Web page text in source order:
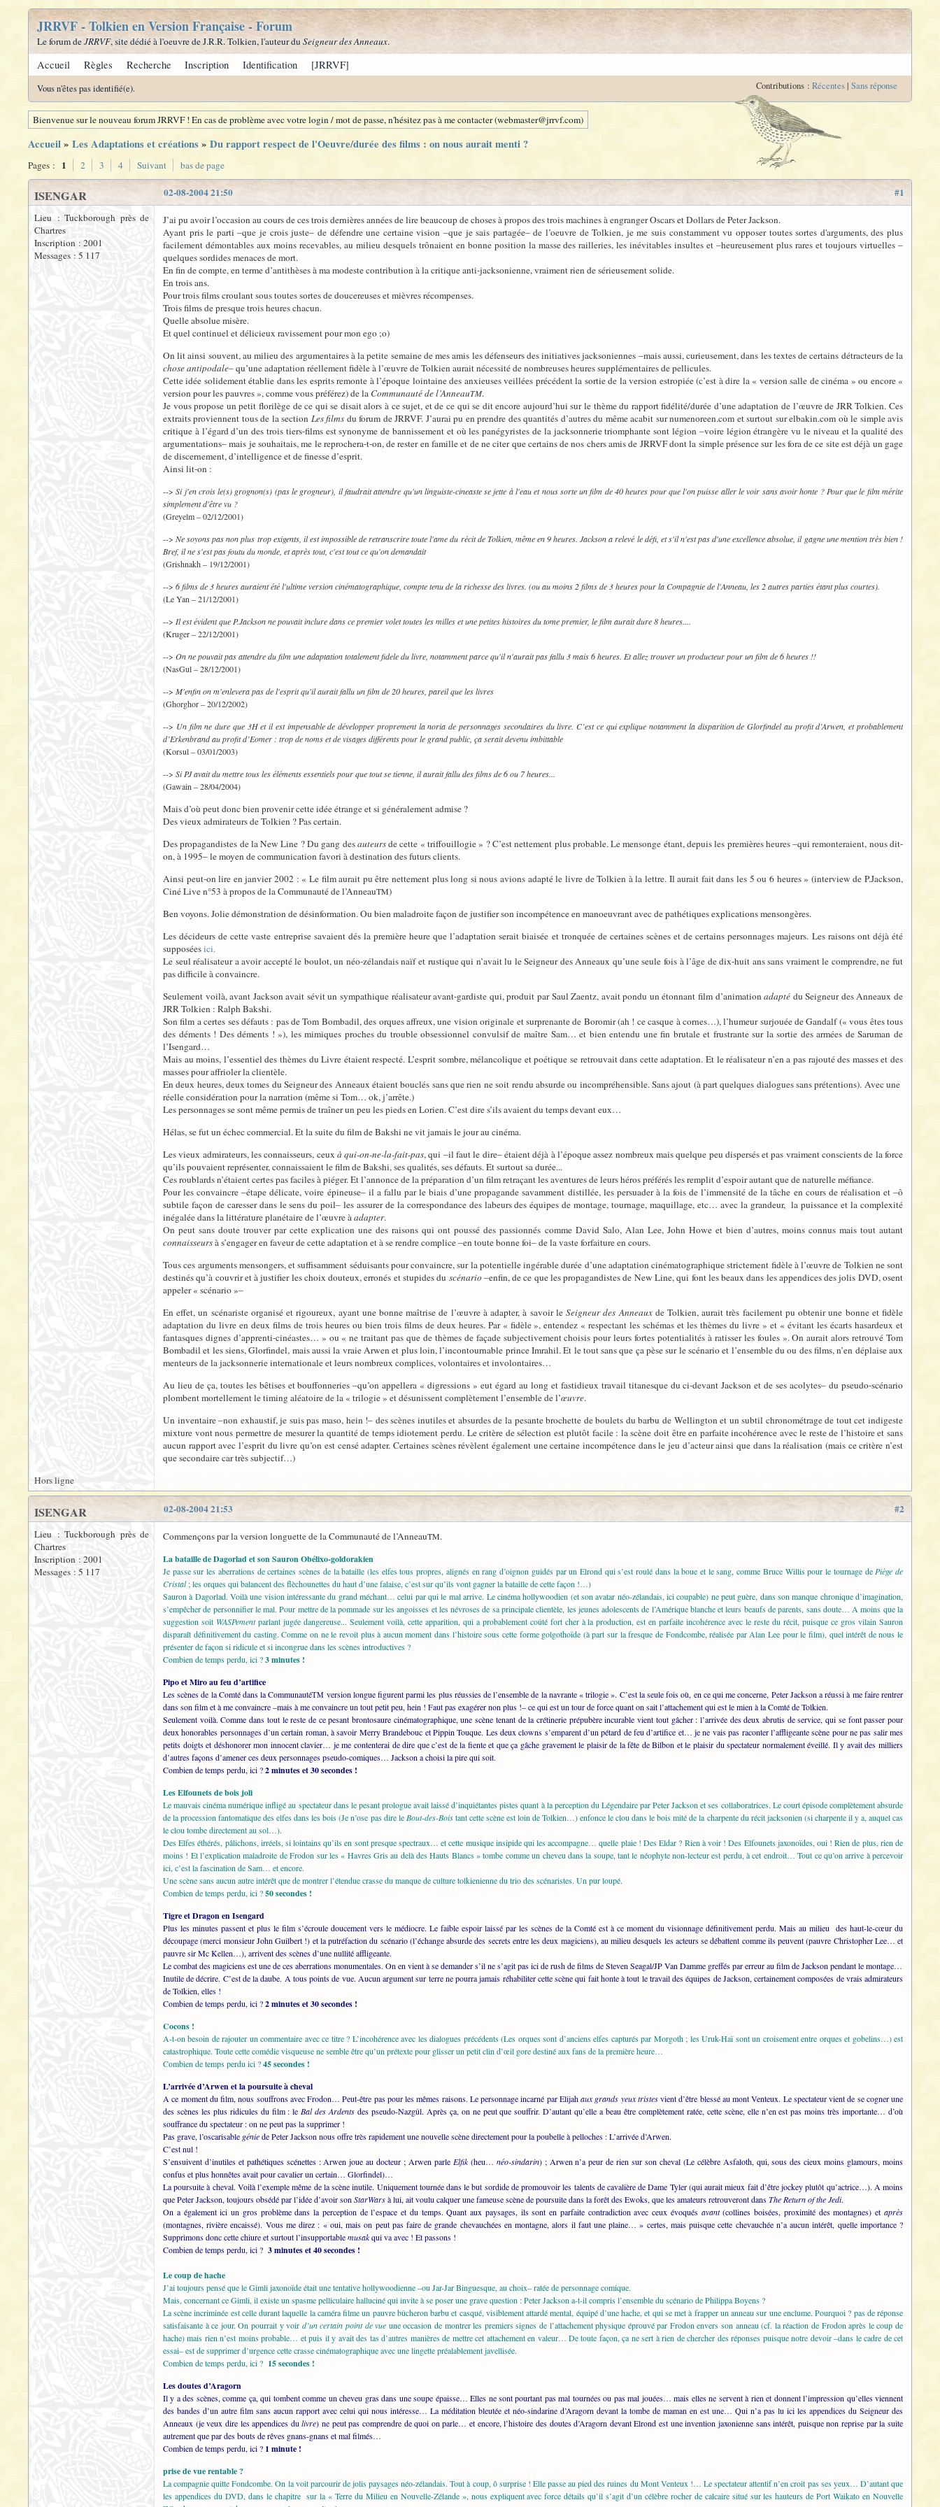
JRRVF - Tolkien en Version Française - Forum
Le forum deJRRVF, site dédié à l'oeuvre de J.R.R. Tolkien, l'auteur du Seigneur des Anneaux.
Accueil Règles Recherche Inscription Identification [JRRVF]
Vous n'êtes pas identifié(e). Contributions : Récentes| Sans réponse
Bienvenue sur le nouveau forum JRRVF ! En cas de problème avec votre login / mot de passe, n'hésitez pas à me contacter (webmaster@jrrvf.com)
Accueil» Les Adaptations et créations» Du rapport respect de l'Oeuvre/durée des films : on nous aurait menti ?
Pages : 1 2 3 4 Suivant bas de page
#1
02-08-2004 21:50
ISENGAR
Lieu : Tuckborough près de
Chartres
Inscription : 2001
Messages : 5 117
J’ai pu avoir l’occasion au cours de ces trois dernières années de lire beaucoup de choses à propos des trois machines à engranger Oscars et Dollars de Peter Jackson.
Ayant pris le parti –que je crois juste– de défendre une certaine vision –que je sais partagée– de l’oeuvre de Tolkien, je me suis constamment vu opposer toutes sortes d'arguments, des plus
facilement démontables aux moins recevables, au milieu desquels trônaient en bonne position la masse des railleries, les inévitables insultes et –heureusement plus rares et toujours virtuelles –
quelques sordides menaces de mort.
En fin de compte, en terme d’antithèses à ma modeste contribution à la critique anti-jacksonienne, vraiment rien de sérieusement solide.
En trois ans.
Pour trois films croulant sous toutes sortes de doucereuses et mièvres récompenses.
Trois films de presque trois heures chacun.
Quelle absolue misère.
Et quel continuel et délicieux ravissement pour mon ego ;o)
On lit ainsi souvent, au milieu des argumentaires à la petite semaine de mes amis les défenseurs des initiatives jacksoniennes –mais aussi, curieusement, dans les textes de certains détracteurs de la
chose antipodale– qu’une adaptation réellement fidèle à l’œuvre de Tolkien aurait nécessité de nombreuses heures supplémentaires de pellicules.
Cette idée solidement établie dans les esprits remonte à l’époque lointaine des anxieuses veillées précédent la sortie de la version estropiée (c’est à dire la « version salle de cinéma » ou encore «
version pour les pauvres », comme vous préférez) de la Communauté de l’AnneauTM.
Je vous propose un petit florilège de ce qui se disait alors à ce sujet, et de ce qui se dit encore aujourd’hui sur le thème du rapport fidélité/durée d’une adaptation de l’œuvre de JRR Tolkien. Ces
extraits proviennent tous de la section Les films du forum de JRRVF. J’aurai pu en prendre des quantités d’autres du même acabit sur numenoreen.com et surtout sur elbakin.com où le simple avis
critique à l’égard d’un des trois tiers-films est synonyme de bannissement et où les panégyristes de la jacksonnerie triomphante sont légion –voire légion étrangère vu le niveau et la qualité des
argumentations– mais je souhaitais, me le reprochera-t-on, de rester en famille et de ne citer que certains de nos chers amis de JRRVF dont la simple présence sur les fora de ce site est déjà un gage
de discernement, d’intelligence et de finesse d’esprit.
Ainsi lit-on :
-->Si j'en crois le(s) grognon(s) (pas le grogneur), il faudrait attendre qu'un linguiste-cineaste se jette à l'eau et nous sorte un film de 40 heures pour que l'on puisse aller le voir sans avoir honte ? Pour que le film mérite
simplement d'être vu ?
(Greyelm – 02/12/2001)
-->Ne soyons pas non plus trop exigents, il est impossible de retranscrire toute l'ame du récit de Tolkien, même en 9 heures. Jackson a relevé le défi, et s'il n'est pas d'une excellence absolue, il gagne une mention très bien !
Bref, il ne s'est pas foutu du monde, et après tout, c'est tout ce qu'on demandait
(Grishnakh – 19/12/2001)
--> 6 films de 3 heures auraient été l'ultime version cinématographique, compte tenu de la richesse des livres. (ou au moins 2 films de 3 heures pour la Compagnie de l'Anneau, les 2 autres parties étant plus courtes).
(Le Yan – 21/12/2001)
--> Il est évident que P.Jackson ne pouvait inclure dans ce premier volet toutes les milles et une petites histoires du tome premier, le film aurait dure 8 heures....
(Kruger – 22/12/2001)
--> On ne pouvait pas attendre du film une adaptation totalement fidele du livre, notamment parce qu'il n'aurait pas fallu 3 mais 6 heures. Et allez trouver un producteur pour un film de 6 heures !!
(NasGul – 28/12/2001)
--> M'enfin on m'enlevera pas de l'esprit qu'il aurait fallu un film de 20 heures, pareil que les livres
(Ghorghor – 20/12/2002)
--> Un film ne dure que 3H et il est impensable de développer proprement la noria de personnages secondaires du livre. C’est ce qui explique notamment la disparition de Glorfindel au profit d’Arwen, et probablement
d’Erkenbrand au profit d’Eomer : trop de noms et de visages différents pour le grand public, ça serait devenu imbittable
(Korsul – 03/01/2003)
--> Si PJ avait du mettre tous les éléments essentiels pour que tout se tienne, il aurait fallu des films de 6 ou 7 heures...
(Gawain – 28/04/2004)
Mais d’où peut donc bien provenir cette idée étrange et si généralement admise ?
Des vieux admirateurs de Tolkien ? Pas certain.
Des propagandistes de la New Line ? Du gang desauteursde cette « triffouillogie » ? C’est nettement plus probable. Le mensonge étant, depuis les premières heures –qui remonteraient, nous dit-
on, à 1995– le moyen de communication favori à destination des futurs clients.
Ainsi peut-on lire en janvier 2002 : « Le film aurait pu être nettement plus long si nous avions adapté le livre de Tolkien à la lettre. Il aurait fait dans les 5 ou 6 heures » (interview de P.Jackson,
Ciné Live n°53 à propos de la Communauté de l’AnneauTM)
Ben voyons. Jolie démonstration de désinformation. Ou bien maladroite façon de justifier son incompétence en manoeuvrant avec de pathétiques explications mensongères.
Les décideurs de cette vaste entreprise savaient dés la première heure que l’adaptation serait biaisée et tronquée de certaines scènes et de certains personnages majeurs. Les raisons ont déjà été
supposéesici.
Le seul réalisateur a avoir accepté le boulot, un néo-zélandais naïf et rustique qui n’avait lu le Seigneur des Anneaux qu’une seule fois à l’âge de dix-huit ans sans vraiment le comprendre, ne fut
pas difficile à convaincre.
Seulement voilà, avant Jackson avait sévit un sympathique réalisateur avant-gardiste qui, produit par Saul Zaentz, avait pondu un étonnant film d’animationadapté du Seigneur des Anneaux de
JRR Tolkien : Ralph Bakshi.
Son film a certes ses défauts : pas de Tom Bombadil, des orques affreux, une vision originale et surprenante de Boromir (ah ! ce casque à cornes…), l’humeur surjouée de Gandalf (« vous êtes tous
des déments ! Des déments ! »), les mimiques proches du trouble obsessionnel convulsif de maître Sam… et bien entendu une fin brutale et frustrante sur la sortie des armées de Saruman de
l’Isengard…
Mais au moins, l’essentiel des thèmes du Livre étaient respecté. L’esprit sombre, mélancolique et poétique se retrouvait dans cette adaptation. Et le réalisateur n’en a pas rajouté des masses et des
masses pour affrioler la clientèle.
En deux heures, deux tomes du Seigneur des Anneaux étaient bouclés sans que rien ne soit rendu absurde ou incompréhensible. Sans ajout (à part quelques dialogues sans prétentions). Avec une
réelle considération pour la narration (même si Tom… ok, j’arrête.)
Les personnages se sont même permis de traîner un peu les pieds en Lorien. C’est dire s’ils avaient du temps devant eux…
Hélas, se fut un échec commercial. Et la suite du film de Bakshi ne vit jamais le jour au cinéma.
Les vieux admirateurs, les connaisseurs, ceux à qui-on-ne-la-fait-pas, qui –il faut le dire– étaient déjà à l’époque assez nombreux mais quelque peu dispersés et pas vraiment conscients de la force
qu’ils pouvaient représenter, connaissaient le film de Bakshi, ses qualités, ses défauts. Et surtout sa durée...
Ces roublards n’étaient certes pas faciles à piéger. Et l’annonce de la préparation d’un film retraçant les aventures de leurs héros préférés les remplit d’espoir autant que de naturelle méfiance.
Pour les convaincre –étape délicate, voire épineuse– il a fallu par le biais d’une propagande savamment distillée, les persuader à la fois de l’immensité de la tâche en cours de réalisation et –ô
subtile façon de caresser dans le sens du poil– les assurer de la correspondance des labeurs des équipes de montage, tournage, maquillage, etc… avec la grandeur, la puissance et la complexité
inégalée dans la littérature planétaire de l’œuvre àadapter.
On peut sans doute trouver par cette explication une des raisons qui ont poussé des passionnés comme David Salo, Alan Lee, John Howe et bien d’autres, moins connus mais tout autant
connaisseursà s’engager en faveur de cette adaptation et à se rendre complice –en toute bonne foi– de la vaste forfaiture en cours.
Tous ces arguments mensongers, et suffisamment séduisants pour convaincre, sur la potentielle ingérable durée d’une adaptation cinématographique strictement fidèle à l’œuvre de Tolkien ne sont
destinés qu’à couvrir et à justifier les choix douteux, erronés et stupides du scénario–enfin, de ce que les propagandistes de New Line, qui font les beaux dans les appendices des jolis DVD, osent
appeler « scénario »–
En effet, un scénariste organisé et rigoureux, ayant une bonne maîtrise de l’œuvre à adapter, à savoir leSeigneur des Anneaux de Tolkien, aurait très facilement pu obtenir une bonne et fidèle
adaptation du livre en deux films de trois heures ou bien trois films de deux heures. Par « fidèle », entendez « respectant les schémas et les thèmes du livre » et « évitant les écarts hasardeux et
fantasques dignes d’apprenti-cinéastes… » ou « ne traitant pas que de thèmes de façade subjectivement choisis pour leurs fortes potentialités à ratisser les foules ». On aurait alors retrouvé Tom
Bombadil et les siens, Glorfindel, mais aussi la vraie Arwen et plus loin, l’incontournable prince Imrahil. Et le tout sans que ça pèse sur le scénario et l’ensemble du ou des films, n’en déplaise aux
menteurs de la jacksonnerie internationale et leurs nombreux complices, volontaires et involontaires…
Au lieu de ça, toutes les bêtises et bouffonneries –qu’on appellera « digressions » eut égard au long et fastidieux travail titanesque du ci-devant Jackson et de ses acolytes– du pseudo-scénario
plombent mortellement le timing aléatoire de la « trilogie » et désunissent complètement l’ensemble de l’œuvre.
Un inventaire –non exhaustif, je suis pas maso, hein !– des scènes inutiles et absurdes de la pesante brochette de boulets du barbu de Wellington et un subtil chronométrage de tout cet indigeste
mixture vont nous permettre de mesurer la quantité de temps idiotement perdu. Le critère de sélection est plutôt facile : la scène doit être en parfaite incohérence avec le reste de l’histoire et sans
aucun rapport avec l’esprit du livre qu’on est censé adapter. Certaines scènes révèlent également une certaine incompétence dans le jeu d’acteur ainsi que dans la réalisation (mais ce critère n’est
que secondaire car très subjectif…)
Hors ligne
#2
02-08-2004 21:53
ISENGAR
Lieu : Tuckborough près de
Chartres
Inscription : 2001
Messages : 5 117
Commençons par la version longuette de la Communauté de l’AnneauTM.
La bataille de Dagorlad et son Sauron Obélixo-goldorakien
Je passe sur les aberrations de certaines scènes de la bataille (les elfes tous propres, alignés en rang d’oignon guidés par un Elrond qui s’est roulé dans la boue et le sang, comme Bruce Willis pour le tournage de Piège de
Cristal; les orques qui balancent des flèchounettes du haut d’une falaise, c’est sur qu’ils vont gagner la bataille de cette façon !…)
Sauron à Dagorlad. Voilà une vision intéressante du grand méchant… celui par qui le mal arrive. Le cinéma hollywoodien (et son avatar néo-zélandais, ici coupable) ne peut guère, dans son manque chronique d’imagination,
s’empêcher de personnifier le mal. Pour mettre de la pommade sur les angoisses et les névroses de sa principale clientèle, les jeunes adolescents de l’Amérique blanche et leurs beaufs de parents, sans doute… A moins que la
suggestion soit WASPementparlant jugée dangereuse... Seulement voilà, cette apparition, qui a probablement coûté fort cher à la production, est en parfaite incohérence avec le reste du récit, puisque ce gros vilain Sauron
disparaît définitivement du casting. Comme on ne le revoit plus à aucun moment dans l’histoire sous cette forme golgothoïde (à part sur la fresque de Fondcombe, réalisée par Alan Lee pour le film), quel intérêt de nous le
présenter de façon si ridicule et si incongrue dans les scènes introductives ?
Combien de temps perdu, ici ?3 minutes !
Pipo et Miro au feu d’artifice
Les scènes de la Comté dans la CommunautéTM version longue figurent parmi les plus réussies de l’ensemble de la navrante « trilogie ». C’est la seule fois où, en ce qui me concerne, Peter Jackson a réussi à me faire rentrer
dans son film et à me convaincre –mais à me convaincre un tout petit peu, hein ! Faut pas exagérer non plus !– ce qui est un tour de force quant on sait l’attachement qui est le mien à la Comté de Tolkien.
Seulement voilà. Comme dans tout le reste de ce pesant brontosaure cinématographique, une scène tenant de la crétinerie prépubère incurable vient tout gâcher : l’arrivée des deux abrutis de service, qui se font passer pour
deux honorables personnages d’un certain roman, à savoir Merry Brandebouc et Pippin Touque. Les deux clowns s’emparent d’un pétard de feu d’artifice et… je ne vais pas raconter l’affligeante scène pour ne pas salir mes
petits doigts et déshonorer mon innocent clavier… je me contenterai de dire que c’est de la fiente et que ça gâche gravement le plaisir de la fête de Bilbon et le plaisir du spectateur normalement éveillé. Il y avait des milliers
d’autres façons d’amener ces deux personnages pseudo-comiques… Jackson a choisi la pire qui soit.
Combien de temps perdu, ici ?2 minutes et 30 secondes !
Les Elfounets de bois joli
Le mauvais cinéma numérique infligé au spectateur dans le pesant prologue avait laissé d’inquiétantes pistes quant à la perception du Légendaire par Peter Jackson et ses collaboratrices. Le court épisode complètement absurde
de la procession fantomatique des elfes dans les bois (Je n’ose pas dire le Bout-des-Boistant cette scène est loin de Tolkien…) enfonce le clou dans le bois mité de la charpente du récit jacksonien (si charpente il y a, auquel cas
le clou tombe directement au sol…).
Des Elfes éthérés, pâlichons, irréels, si lointains qu’ils en sont presque spectraux… et cette musique insipide qui les accompagne… quelle plaie ! Des Eldar ? Rien à voir ! Des Elfounets jaxonoïdes, oui ! Rien de plus, rien de
moins ! Et l’explication maladroite de Frodon sur les « Havres Gris au delà des Hauts Blancs » tombe comme un cheveu dans la soupe, tant le néophyte non-lecteur est perdu, à cet endroit… Tout ce qu’on arrive à percevoir
ici, c’est la fascination de Sam… et encore.
Une scène sans aucun autre intérêt que de montrer l’étendue crasse du manque de culture tolkienienne du trio des scénaristes. Un pur loupé.
Combien de temps perdu, ici ?50 secondes !
Tigre et Dragon en Isengard
Plus les minutes passent et plus le film s’écroule doucement vers le médiocre. Le faible espoir laissé par les scènes de la Comté est à ce moment du visionnage définitivement perdu. Mais au milieu des haut-le-cœur du
découpage (merci monsieur John Guilbert !) et la putréfaction du scénario (l’échange absurde des secrets entre les deux magiciens), au milieu desquels les acteurs se débattent comme ils peuvent (pauvre Christopher Lee… et
pauvre sir Mc Kellen…), arrivent des scènes d’une nullité affligeante.
Le combat des magiciens est une de ces aberrations monumentales. On en vient à se demander s’il ne s’agit pas ici de rush de films de Steven Seagal/JP Van Damme greffés par erreur au film de Jackson pendant le montage…
Inutile de décrire. C’est de la daube. A tous points de vue. Aucun argument sur terre ne pourra jamais réhabiliter cette scène qui fait honte à tout le travail des équipes de Jackson, certainement composées de vrais admirateurs
de Tolkien, elles !
Combien de temps perdu, ici ?2 minutes et 30 secondes !
Cocons !
A-t-on besoin de rajouter un commentaire avec ce titre ? L’incohérence avec les dialogues précédents (Les orques sont d’anciens elfes capturés par Morgoth ; les Uruk-Haï sont un croisement entre orques et gobelins…) est
catastrophique. Toute cette comédie visqueuse ne semble être qu’un prétexte pour glisser un petit clin d’œil gore destiné aux fans de la première heure…
Combien de temps perdu ici ?45 secondes !
L’arrivée d’Arwen et la poursuite à cheval
A ce moment du film, nous souffrons avec Frodon… Peut-être pas pour les mêmes raisons. Le personnage incarné par Elijahaux grands yeux tristesvient d’être blessé au mont Venteux. Le spectateur vient de se cogner une
des scènes les plus ridicules du film : le Bal des Ardents des pseudo-Nazgûl. Après ça, on ne peut que souffrir. D’autant qu’elle a beau être complètement ratée, cette scène, elle n’en est pas moins très importante… d’où
souffrance du spectateur : on ne peut pas la supprimer !
Pas grave, l’oscarisable géniede Peter Jackson nous offre très rapidement une nouvelle scène directement pour la poubelle à pelloches : L’arrivée d’Arwen.
C’est nul !
S’ensuivent d’inutiles et pathétiques scénettes : Arwen joue au docteur ; Arwen parle Elfik(heu… néo-sindarin) ; Arwen n’a peur de rien sur son cheval (Le célèbre Asfaloth, qui, sous des cieux moins glamours, moins
confus et plus honnêtes avait pour cavalier un certain… Glorfindel)…
La poursuite à cheval. Voilà l’exemple même de la scène inutile. Uniquement tournée dans le but sordide de promouvoir les talents de cavalière de Dame Tyler (qui aurait mieux fait d’être jockey plutôt qu’actrice…). A moins
que Peter Jackson, toujours obsédé par l’idée d’avoir son StarWarsà lui, ait voulu calquer une fameuse scène de poursuite dans la forêt des Ewoks, que les amateurs retrouveront dansThe Return of the Jedi.
On a également ici un gros problème dans la perception de l’espace et du temps. Quant aux paysages, ils sont en parfaite contradiction avec ceux évoqués avant(collines boisées, proximité des montagnes) etaprès
(montagnes, rivière encaissé). Vous me direz : « oui, mais on peut pas faire de grande chevauchées en montagne, alors il faut une plaine… » certes, mais puisque cette chevauchée n’a aucun intérêt, quelle importance ?
Supprimons donc cette chiure et surtout l’insupportablemusakqui va avec ! Et passons !
Combien de temps perdu, ici ? 3 minutes et 40 secondes !
Le coup de hache
J’ai toujours pensé que le Gimli jaxonoïde était une tentative hollywoodienne –ou Jar-Jar Binguesque, au choix– ratée de personnage comique.
Mais, concernant ce Gimli, il existe un spasme pelliculaire halluciné qui invite à se poser une grave question : Peter Jackson a-t-il compris l’ensemble du scénario de Philippa Boyens ?
La scène incriminée est celle durant laquelle la caméra filme un pauvre bûcheron barbu et casqué, visiblement attardé mental, équipé d’une hache, et qui se met à frapper un anneau sur une enclume. Pourquoi ? pas de réponse
satisfaisante à ce jour. On pourrait y voir d’un certain point de vue une occasion de montrer les premiers signes de l’attachement physique éprouvé par Frodon envers son anneau (cf. la réaction de Frodon après le coup de
hache) mais rien n’est moins probable… et puis il y avait des tas d’autres manières de mettre cet attachement en valeur… De toute façon, ça ne sert à rien de chercher des réponses puisque notre devoir –dans le cadre de cet
essai– est de supprimer d’urgence cette crasse cinématographique avec une lingette préalablement javellisée.
Combien de temps perdu, ici ? 15 secondes !
Les doutes d’Aragorn
Il y a des scènes, comme ça, qui tombent comme un cheveu gras dans une soupe épaisse… Elles ne sont pourtant pas mal tournées ou pas mal jouées… mais elles ne servent à rien et donnent l’impression qu’elles viennent
des bandes d’un autre film sans aucun rapport avec celui qui nous intéresse… La méditation bleutée et néo-sindarine d’Aragorn devant la tombe de maman en est une… Qui n’a pas lu ici les appendices du Seigneur des
Anneaux (je veux dire les appendices dulivre) ne peut pas comprendre de quoi on parle… et encore, l’histoire des doutes d’Aragorn devant Elrond est une invention jaxonienne sans intérêt, puisque non reprise par la suite
autrement que par des bouts de rêves gnans-gnans et mal filmés…
Combien de temps perdu, ici ? 1 minute !
prise de vue rentable ?
La compagnie quitte Fondcombe. On la voit parcourir de jolis paysages néo-zélandais. Tout à coup, ô surprise ! Elle passe au pied des ruines du Mont Venteux !… Le spectateur attentif n’en croit pas ses yeux… D’autant que
les appendices du DVD, dans le chapitre sur la « Terre du Milieu en Nouvelle-Zélande », nous expliquent avec force détails qu’il s’agit d’un célèbre rocher de calcaire situé sur les hauteurs de Port Waikato en Nouvelle